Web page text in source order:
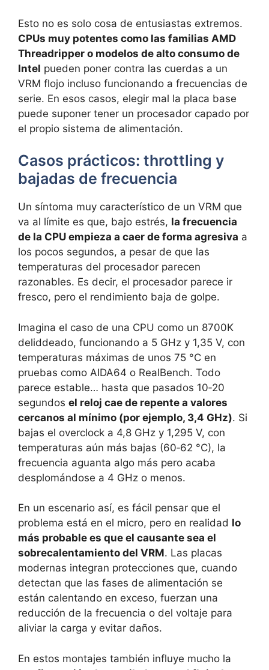
Esto no es solo cosa de entusiastas extremos.
CPUs muy potentes como las familias AMD
Threadripper o modelos de alto consumo de
Intel pueden poner contra las cuerdas a un
VRM flojo incluso funcionando a frecuencias de
serie. En esos casos, elegir mal la placa base
puede suponer tener un procesador capado por
el propio sistema de alimentación.
Casos prácticos: throttling y
bajadas de frecuencia
Un síntoma muy característico de un VRM que
va al límite es que, bajo estrés, la frecuencia
de la CPU empieza a caer de forma agresiva a
los pocos segundos, a pesar de que las
temperaturas del procesador parecen
razonables. Es decir, el procesador parece ir
fresco, pero el rendimiento baja de golpe.
Imagina el caso de una CPU como un 8700K
deliddeado, funcionando a 5 GHz y 1,35 V, con
temperaturas máximas de unos 75 °C en
pruebas como AIDA64 o RealBench. Todo
parece estable… hasta que pasados 10‑20
segundos el reloj cae de repente a valores
cercanos al mínimo (por ejemplo, 3,4 GHz). Si
bajas el overclock a 4,8 GHz y 1,295 V, con
temperaturas aún más bajas (60‑62 °C), la
frecuencia aguanta algo más pero acaba
desplomándose a 4 GHz o menos.
En un escenario así, es fácil pensar que el
problema está en el micro, pero en realidad lo
más probable es que el causante sea el
sobrecalentamiento del VRM. Las placas
modernas integran protecciones que, cuando
detectan que las fases de alimentación se
están calentando en exceso, fuerzan una
reducción de la frecuencia o del voltaje para
aliviar la carga y evitar daños.
En estos montajes también influye mucho la